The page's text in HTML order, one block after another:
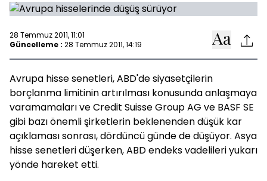
28 Temmuz 2011, 11:01
Güncelleme : 28 Temmuz 2011, 14:19
Avrupa hisse senetleri, ABD'de siyasetçilerin
borçlanma limitinin artırılması konusunda anlaşmaya
varamamaları ve Credit Suisse Group AG ve BASF SE
gibi bazı önemli şirketlerin beklenenden düşük kar
açıklaması sonrası, dördüncü günde de düşüyor. Asya
hisse senetleri düşerken, ABD endeks vadelileri yukarı
yönde hareket etti.